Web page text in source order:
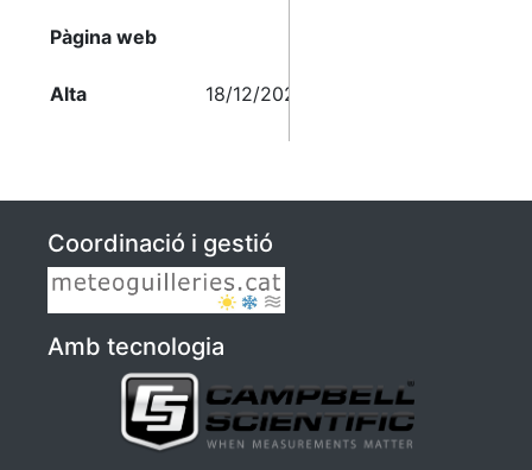
Pàgina web
Alta 18/12/2024 18:03
Coordinació i gestió
Amb tecnologia